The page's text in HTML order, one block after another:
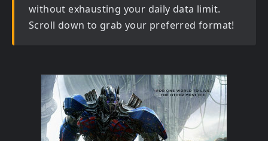
without exhausting your daily data limit.
Scroll down to grab your preferred format!